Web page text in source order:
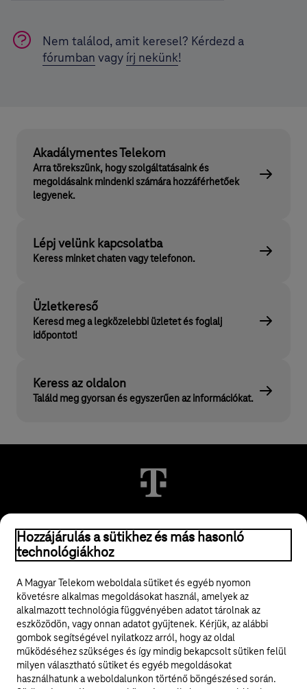
Nem találod, amit keresel? Kérdezd a
fórumban vagy írj nekünk!
Akadálymentes Telekom
Arra törekszünk, hogy szolgáltatásaink és
megoldásaink mindenki számára hozzáférhetőek
legyenek.
Lépj velünk kapcsolatba
Keress minket chaten vagy telefonon.
Üzletkereső
Keresd meg a legközelebbi üzletet és foglalj
időpontot!
Keress az oldalon
Találd meg gyorsan és egyszerűen az információkat.
© 2026 Magyar Telekom Nyrt.
ÁSZF
Adatvédelem
Felhívások
Hozzájárulás a sütikhez és más hasonló
technológiákhoz
A Magyar Telekom weboldala sütiket és egyéb nyomon
követésre alkalmas megoldásokat használ, amelyek az
alkalmazott technológia függvényében adatot tárolnak az
eszközödön, vagy onnan adatot gyűjtenek. Kérjük, az alábbi
gombok segítségével nyilatkozz arról, hogy az oldal
működéséhez szükséges és így mindig bekapcsolt sütiken felül
milyen választható sütiket és egyéb megoldásokat
használhatunk a weboldalunkon történő böngészésed során.